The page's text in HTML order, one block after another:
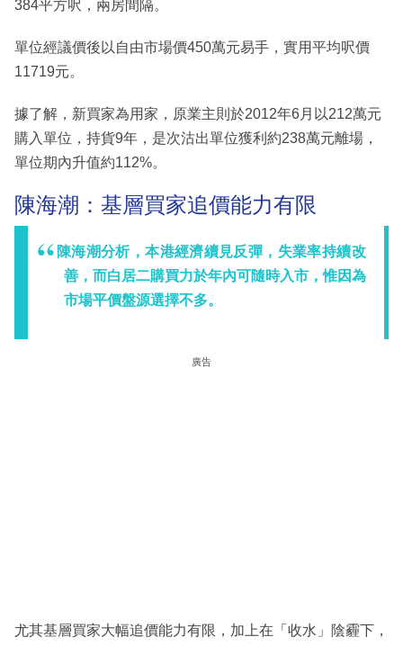
384平方呎，兩房間隔。
單位經議價後以自由市場價450萬元易手，實用平均呎價
11719元。
據了解，新買家為用家，原業主則於2012年6月以212萬元
購入單位，持貨9年，是次沽出單位獲利約238萬元離場，
單位期內升值約112%。
陳海潮：基層買家追價能力有限
陳海潮分析，本港經濟續見反彈，失業率持續改
善，而白居二購買力於年內可隨時入市，惟因為
市場平價盤源選擇不多。
廣告
尤其基層買家大幅追價能力有限，加上在「收水」陰霾下，